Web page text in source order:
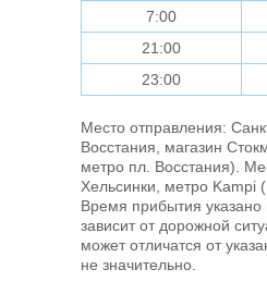
7:00
21:00
23:00
Место отправления:
Восстания, магазин
метро пл. Восстания).
Хельсинки, метро Kampi
Время прибытия
зависит от дорожной
может отличатся от
не значительно.